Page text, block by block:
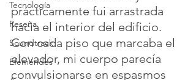
Tecnología
Reseña
Soundtrack
Efemérides
prácticamente fui arrastrada
hacia el interior del edificio.
Con cada piso que marcaba el
elevador, mi cuerpo parecía
convulsionarse en espasmos